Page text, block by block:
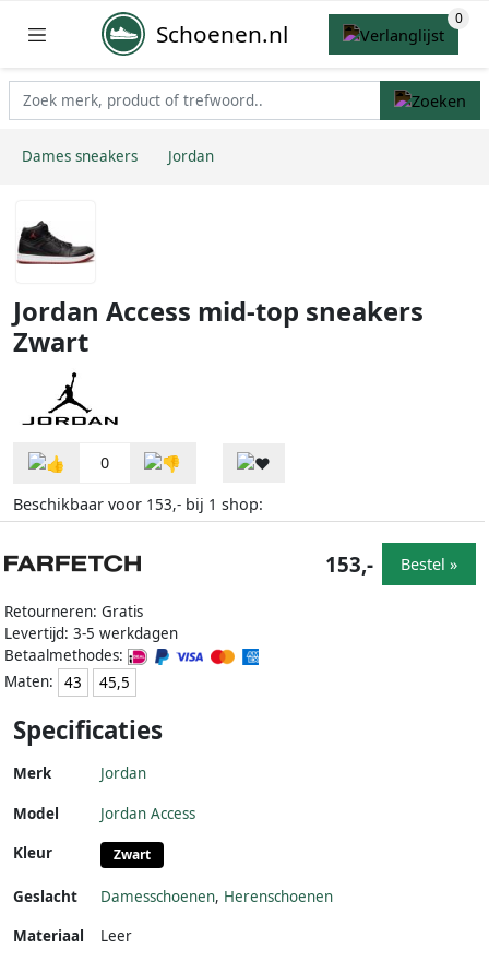
Schoenen.nl
Dames sneakers Jordan
Jordan Access mid-top sneakers
Zwart
0
Beschikbaar voor 153,- bij 1 shop:
Retourneren: Gratis
Levertijd: 3-5 werkdagen
Betaalmethodes:
Maten:
43 45,5
153,- Bestel »
Specificaties
Merk Jordan
Model
Jordan Access
Kleur
Zwart
Geslacht Damesschoenen, Herenschoenen
Materiaal
Leer